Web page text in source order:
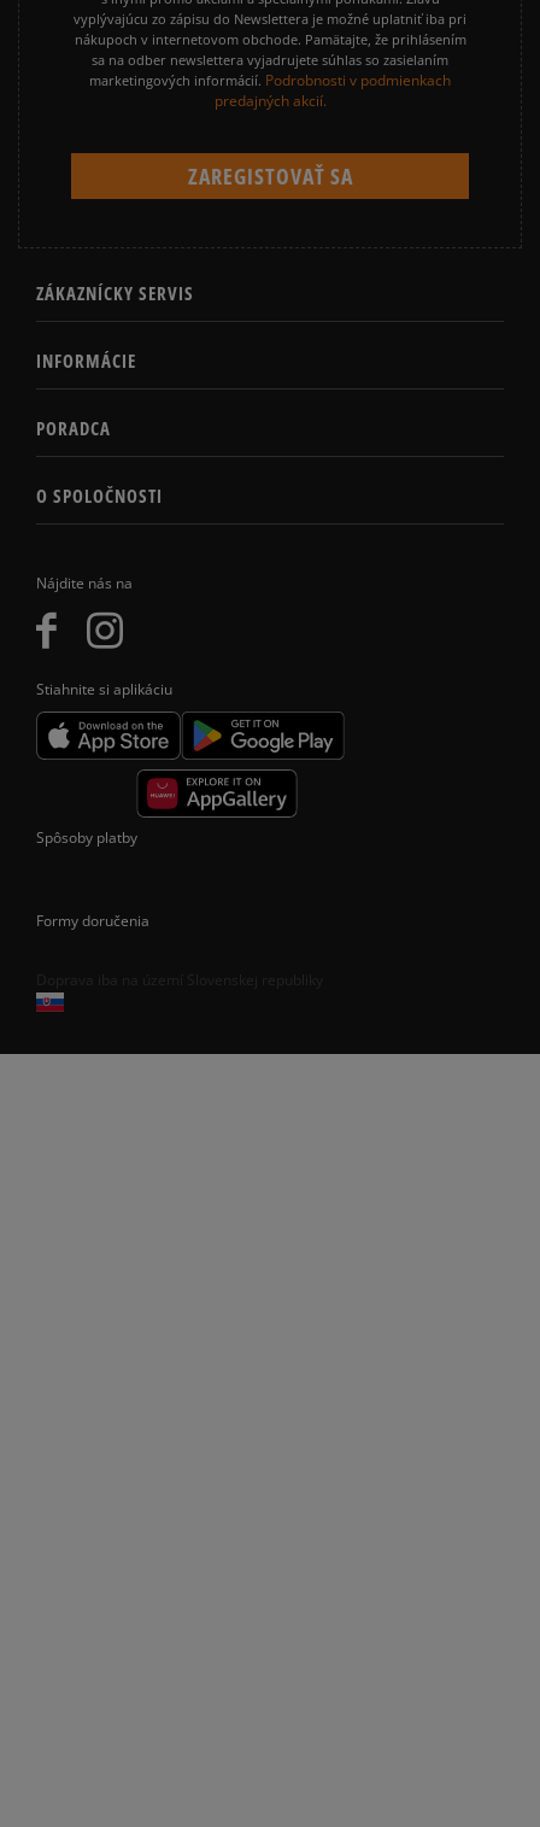
Nájdite nás na
Stiahnite si aplikáciu
vyplývajúcu zo zápisu do Newslettera je možné uplatniť iba pri
nákupoch v internetovom obchode. Pamätajte, že prihlásením
sa na odber newslettera vyjadrujete súhlas so zasielaním
marketingových informácií. Podrobnosti v podmienkach
predajných akcií.
ZÁKAZNÍCKY SERVIS
INFORMÁCIE
PORADCA
O SPOLOČNOSTI
Spôsoby platby
Formy doručenia